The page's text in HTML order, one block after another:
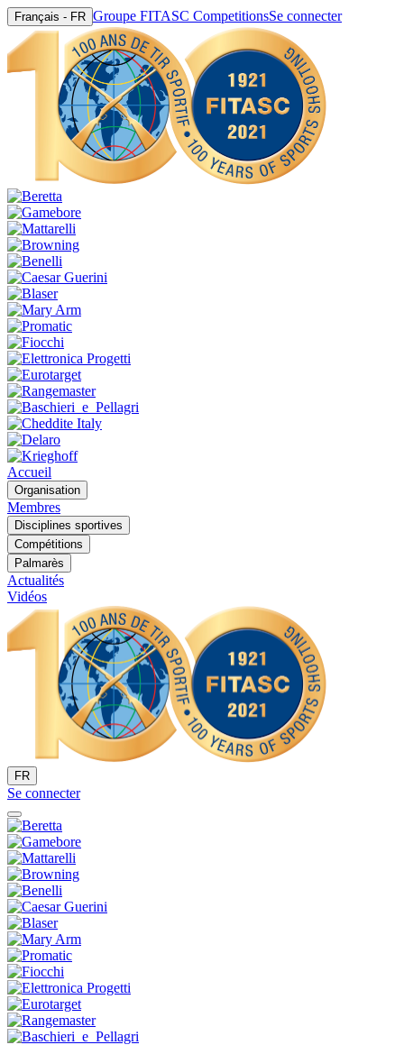
Français - FR Groupe FITASC CompetitionsSe connecter
Accueil
Organisation
Membres
Disciplines sportives
Compétitions
Palmarès
Actualités
Vidéos
FR
Se connecter